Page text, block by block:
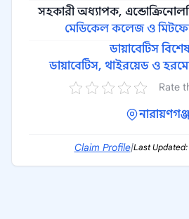
সহকারী অধ্যাপক,
মেডিকেল কলেজ ও
ডায়াবেটিস
ডায়াবেটিস, থাইরয়েড ও
Rate
নারায়ণগঞ্জ
Claim Profile|Last